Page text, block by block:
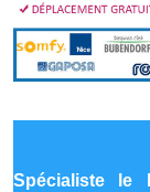
Spécialiste le